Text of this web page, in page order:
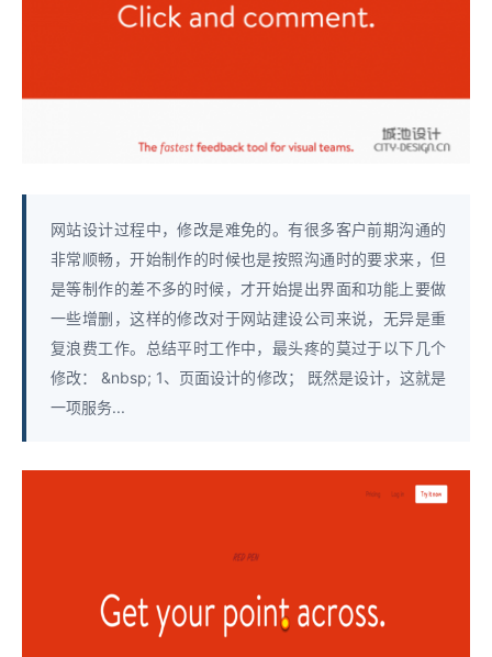
网站设计过程中，修改是难免的。有很多客户前期沟通的
非常顺畅，开始制作的时候也是按照沟通时的要求来，但
是等制作的差不多的时候，才开始提出界面和功能上要做
一些增删，这样的修改对于网站建设公司来说，无异是重
复浪费工作。总结平时工作中，最头疼的莫过于以下几个
修改： &nbsp; 1、页面设计的修改； 既然是设计，这就是
一项服务...